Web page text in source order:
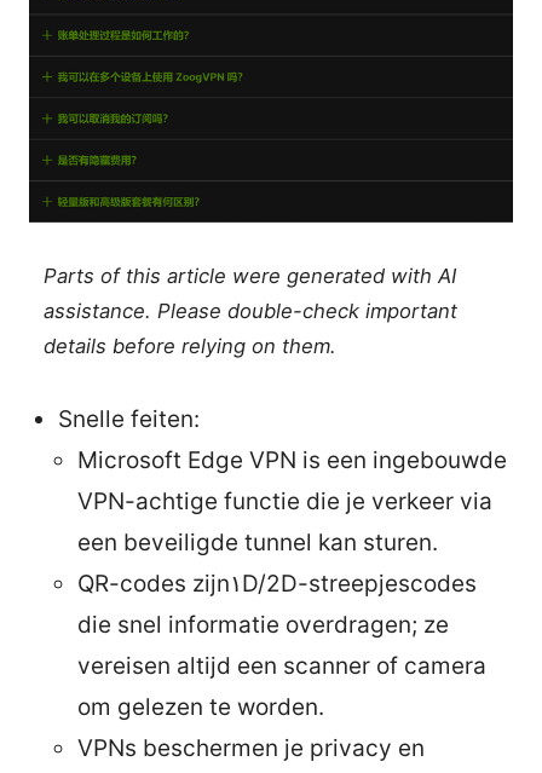
Parts of this article were generated with AI
assistance. Please double-check important
details before relying on them.
Snelle feiten:
Microsoft Edge VPN is een ingebouwde
VPN-achtige functie die je verkeer via
een beveiligde tunnel kan sturen.
QR-codes zijn۱D/2D-streepjescodes
die snel informatie overdragen; ze
vereisen altijd een scanner of camera
om gelezen te worden.
VPNs beschermen je privacy en